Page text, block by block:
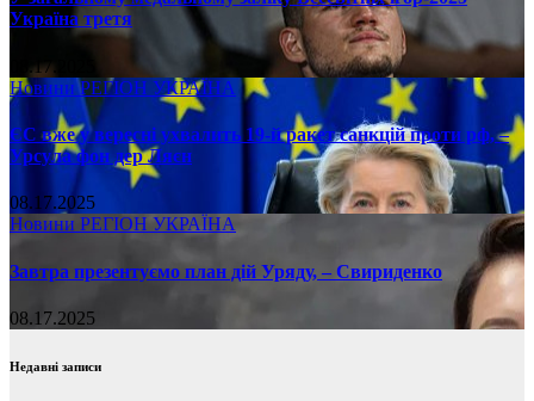
Україна третя
08.17.2025
НовиниРЕГІОН УКРАЇНА
ЄС вже у вересні ухвалить 19-й ракет санкцій проти рф, –
Урсула фон дер Ляєн
08.17.2025
Новини РЕГІОН УКРАЇНА
Завтра презентуємо план дій Уряду, – Свириденко
08.17.2025
Недавні записи